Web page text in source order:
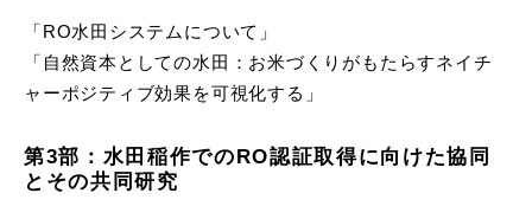
「RO水田システムについて」
「自然資本としての水田：お米づくりがもたらすネイチ
ャーポジティブ効果を可視化する」
第3部：水田稲作でのRO認証取得に向けた協同
とその共同研究